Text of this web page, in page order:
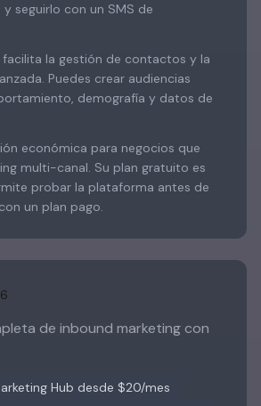
seguirlo con un SMS de
facilita la gestión de contactos y la
Puedes crear audiencias
demografía y datos de
económica para negocios que
multi-canal. Su plan gratuito es
probar la plataforma antes de
un plan pago.
de inbound marketing con
Hub desde $20/mes